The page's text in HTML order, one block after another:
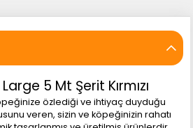
5 Mt Şerit Kırmızı
özlediği ve ihtiyaç duyduğu
veren, sizin ve köpeğinizin rahatı